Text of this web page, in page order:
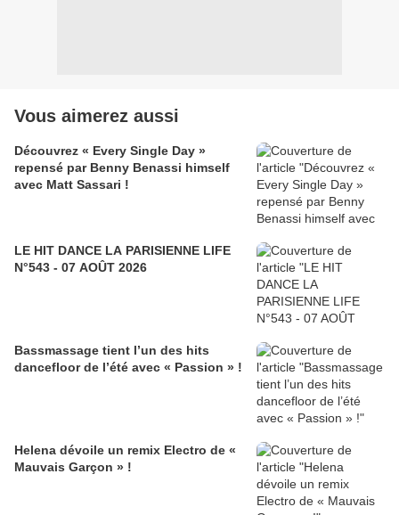
Vous aimerez aussi
Découvrez « Every Single Day »
repensé par Benny Benassi himself
avec Matt Sassari !
LE HIT DANCE LA PARISIENNE LIFE
N°543 - 07 AOÛT 2026
Bassmassage tient l’un des hits
dancefloor de l’été avec « Passion » !
Helena dévoile un remix Electro de «
Mauvais Garçon » !